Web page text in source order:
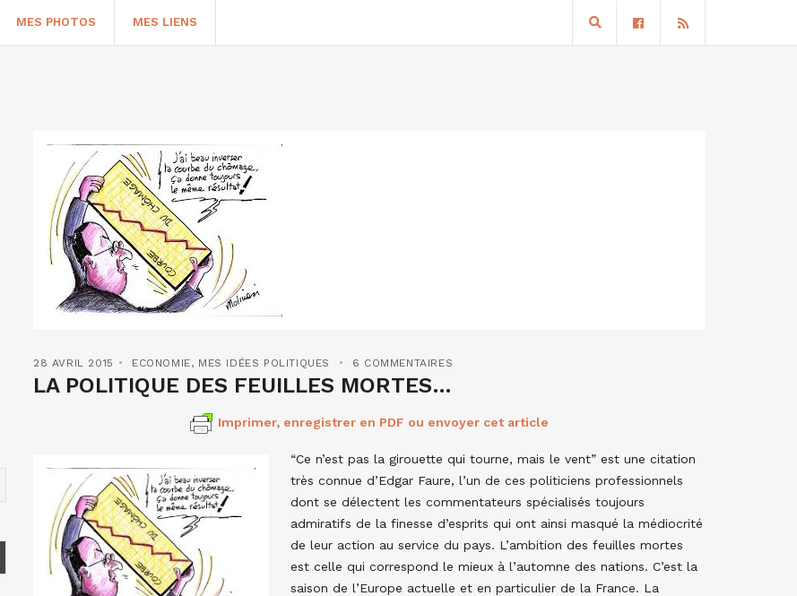
MES PHOTOS MES LIENS
28 AVRIL 2015 ECONOMIE, MES IDÉES POLITIQUES 6 COMMENTAIRES
LA POLITIQUE DES FEUILLES MORTES…
Imprimer, enregistrer en PDF ou envoyer cet article
“Ce n’est pas la girouette qui tourne, mais le vent” est une citation
très connue d’Edgar Faure, l’un de ces politiciens professionnels
dont se délectent les commentateurs spécialisés toujours
admiratifs de la finesse d’esprits qui ont ainsi masqué la médiocrité
de leur action au service du pays. L’ambition des feuilles mortes
est celle qui correspond le mieux à l’automne des nations. C’est la
saison de l’Europe actuelle et en particulier de la France. La